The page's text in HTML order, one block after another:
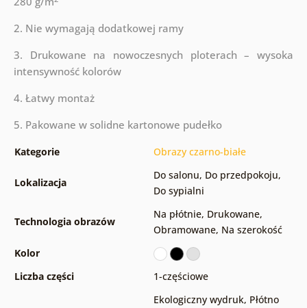
2. Nie wymagają dodatkowej ramy
3. Drukowane na nowoczesnych ploterach – wysoka
intensywność kolorów
4. Łatwy montaż
5. Pakowane w solidne kartonowe pudełko
Kategorie Obrazy czarno-białe
Lokalizacja
Do salonu, Do przedpokoju,
Do sypialni
Technologia obrazów
Na płótnie, Drukowane,
Obramowane, Na szerokość
Kolor
Liczba części
1-częściowe
Ekologiczny wydruk, Płótno